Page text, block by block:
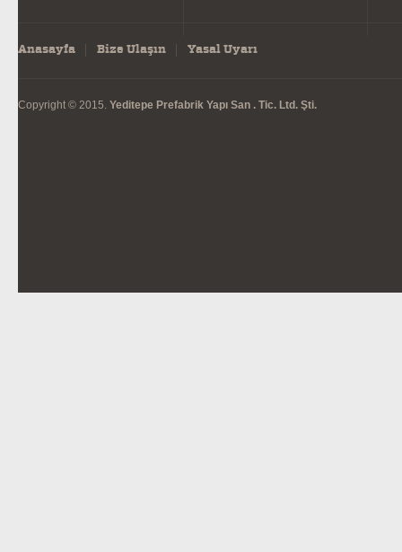
Anasayfa Bize Ulaşın Yasal Uyarı
Copyright © 2015. Yeditepe Prefabrik Yapı San . Tic. Ltd. Şti.